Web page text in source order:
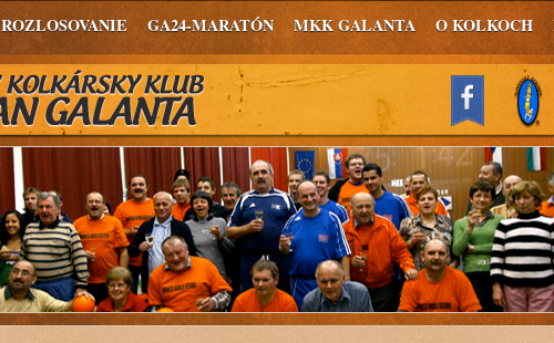
ROZLOSOVANIE GA24-MARATÓN MKK GALANTA O KOLKOCH